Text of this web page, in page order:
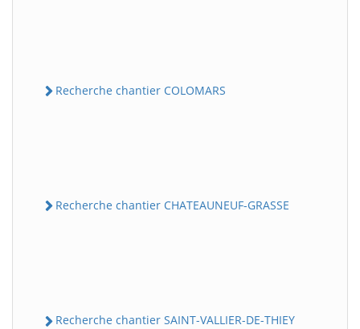
Recherche chantier COLOMARS
Recherche chantier CHATEAUNEUF-GRASSE
Recherche chantier SAINT-VALLIER-DE-THIEY